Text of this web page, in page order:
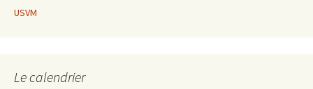
USVM
Le calendrier